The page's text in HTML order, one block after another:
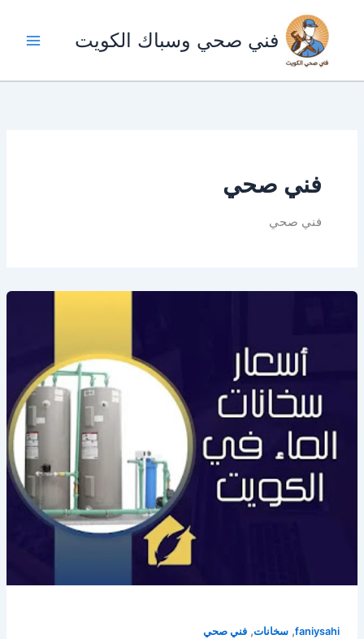
المحتوى
فني صحي وسباك الكويت
فني صحي
فني صحي
faniysahi
, سخانات, فني صحي